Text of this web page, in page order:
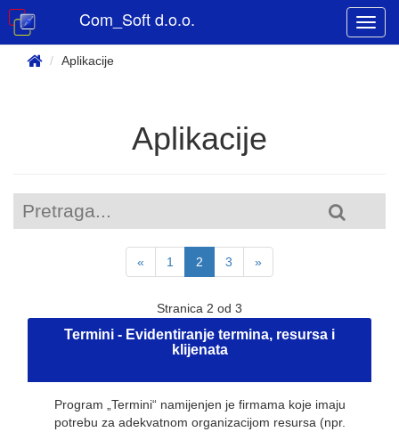
Com_Soft d.o.o.
Aplikacije
Aplikacije
« 1 2 3 »
Stranica 2 od 3
Termini - Evidentiranje termina, resursa i
klijenata
Program „Termini“ namijenjen je firmama koje imaju
potrebu za adekvatnom organizacijom resursa (npr.